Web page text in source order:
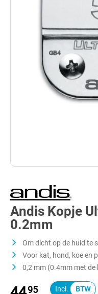
Andis Kopje
0.2mm
Om dicht op de huid te
Voor kat, hond, koe en
0,2 mm (0.4mm met de
95